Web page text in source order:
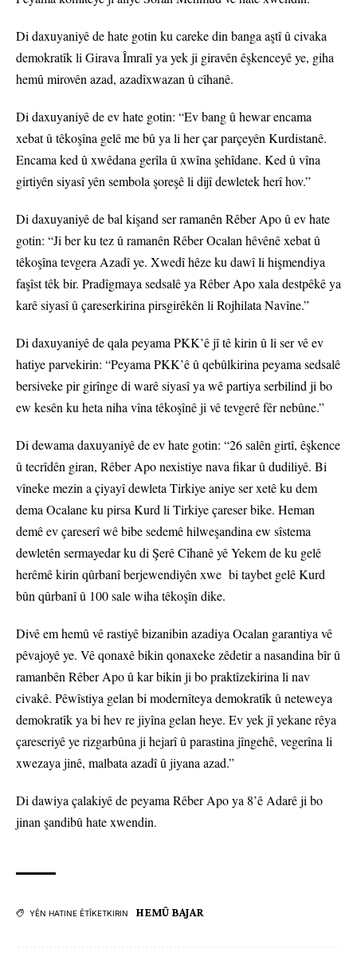
Di daxuyaniyê de hate gotin ku careke din banga aştî û civaka
demokratîk li Girava Îmralî ya yek ji giravên êşkenceyê ye, giha
hemû mirovên azad, azadîxwazan û cîhanê.
Di daxuyaniyê de ev hate gotin: “Ev bang û hewar encama
xebat û têkoşîna gelê me bû ya li her çar parçeyên Kurdistanê.
Encama ked û xwêdana gerîla û xwîna şehîdane. Ked û vîna
girtiyên siyasî yên sembola şoreşê li dijî dewletek herî hov.”
Di daxuyaniyê de bal kişand ser ramanên Rêber Apo û ev hate
gotin: “Ji ber ku tez û ramanên Rêber Ocalan hêvênê xebat û
têkoşîna tevgera Azadî ye. Xwedî hêze ku dawî li hişmendiya
faşîst têk bir. Pradîgmaya sedsalê ya Rêber Apo xala destpêkê ya
karê siyasî û çareserkirina pirsgirêkên li Rojhilata Navîne.”
Di daxuyaniyê de qala peyama PKK’ê jî tê kirin û li ser vê ev
hatiye parvekirin: “Peyama PKK’ê û qebûlkirina peyama sedsalê
bersiveke pir girînge di warê siyasî ya wê partiya serbilind ji bo
ew kesên ku heta niha vîna têkoşînê ji vê tevgerê fêr nebûne.”
Di dewama daxuyaniyê de ev hate gotin: “26 salên girtî, êşkence
û tecrîdên giran, Rêber Apo nexistiye nava fikar û dudiliyê. Bi
vîneke mezin a çiyayî dewleta Tirkiye aniye ser xetê ku dem
dema Ocalane ku pirsa Kurd li Tirkiye çareser bike. Heman
demê ev çareserî wê bibe sedemê hilweşandina ew sîstema
dewletên sermayedar ku di Şerê Cîhanê yê Yekem de ku gelê
herêmê kirin qûrbanî berjewendiyên xwe bi taybet gelê Kurd
bûn qûrbanî û 100 sale wiha têkoşîn dike.
Divê em hemû vê rastiyê bizanibin azadiya Ocalan garantiya vê
pêvajoyê ye. Vê qonaxê bikin qonaxeke zêdetir a nasandina bîr û
ramanbên Rêber Apo û kar bikin ji bo praktîzekirina li nav
civakê. Pêwîstiya gelan bi modernîteya demokratîk û neteweya
demokratîk ya bi hev re jiyîna gelan heye. Ev yek jî yekane rêya
çareseriyê ye rizgarbûna ji hejarî û parastina jîngehê, vegerîna li
xwezaya jinê, malbata azadî û jiyana azad.”
Di dawiya çalakiyê de peyama Rêber Apo ya 8’ê Adarê ji bo
jinan şandibû hate xwendin.
YÊN HATINE ÊTÎKETKIRIN HEMÛ BAJAR